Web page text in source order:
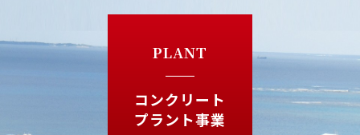
PLANT
コンクリート
プラント事業